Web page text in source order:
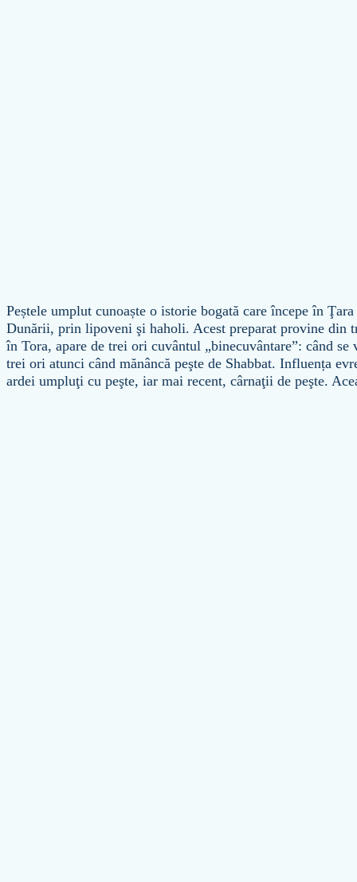
Peștele umplut cunoaște o istorie bogată care începe în
Dunării, prin lipoveni şi haholi. Acest preparat provine din
în Tora, apare de trei ori cuvântul „binecuvântare”: când
trei ori atunci când mănâncă peşte de Shabbat. Influența
ardei umpluţi cu peşte, iar mai recent, cârnaţii de peşte.